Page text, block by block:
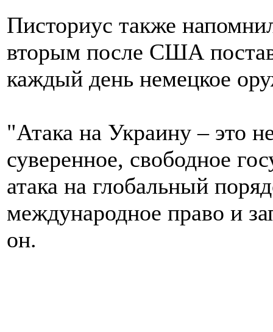
Писториус также
вторым после США
каждый день немецкое
"Атака на Украину – это
суверенное, свободное
атака на глобальный
международное право и
он.